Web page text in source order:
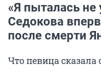
«Я пыталась не
Седокова
после смерти
Что певица